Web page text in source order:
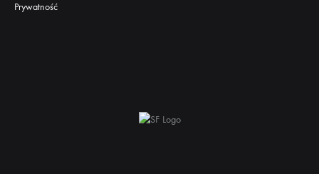
Prywatność